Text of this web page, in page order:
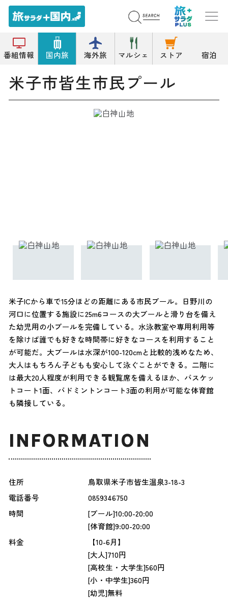
番組情報 国内旅 海外旅 マルシェ ストア 宿泊
トップ プール 米子市皆生市民プール
米子市皆生市民プール
米子ICから車で15分ほどの距離にある市民プール。日野川の
河口に位置する施設に25m6コースの大プールと滑り台を備え
た幼児用の小プールを完備している。水泳教室や専用利用等
を除けば誰でも好きな時間帯に好きなコースを利用すること
が可能だ。大プールは水深が100-120cmと比較的浅めなため、
大人はもちろん子どもも安心して泳ぐことができる。二階に
は最大20人程度が利用できる観覧席を備えるほか、バスケッ
トコート1面、バドミントンコート3面の利用が可能な体育館
も隣接している。
INFORMATION
住所
鳥取県米子市皆生温泉3-18-3
電話番号
0859346750
時間
[プール]10:00-20:00
[体育館]9:00-20:00
料金
【10-6月】
[大人]710円
[高校生・大学生]560円
[小・中学生]360円
[幼児]無料